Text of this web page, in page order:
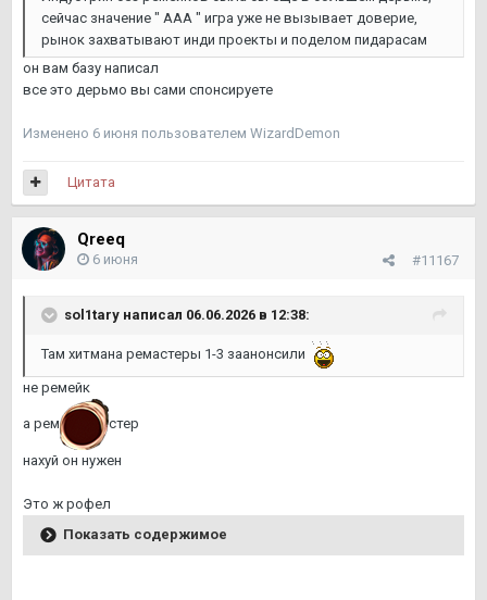
сейчас значение " ААА " игра уже не вызывает доверие,
рынок захватывают инди проекты и поделом пидарасам
он вам базу написал
все это дерьмо вы сами спонсируете
Изменено 6 июня пользователем WizardDemon
Цитата
Qreeq
#11167
6 июня
sol1tary написал 06.06.2026 в 12:38:
Там хитмана ремастеры 1-3 заанонсили
не ремейк
а рем стер
нахуй он нужен
Это ж рофел
Показать содержимое